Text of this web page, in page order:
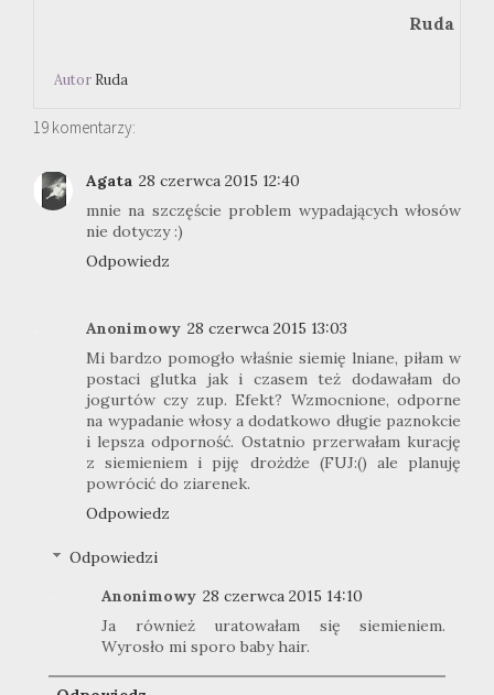
Ruda
Autor Ruda
19 komentarzy:
Agata 28 czerwca 2015 12:40
mnie na szczęście problem wypadających włosów
nie dotyczy :)
Odpowiedz
Anonimowy 28 czerwca 2015 13:03
Mi bardzo pomogło właśnie siemię lniane, piłam w
postaci glutka jak i czasem też dodawałam do
jogurtów czy zup. Efekt? Wzmocnione, odporne
na wypadanie włosy a dodatkowo długie paznokcie
i lepsza odporność. Ostatnio przerwałam kurację
z siemieniem i piję drożdże (FUJ:() ale planuję
powrócić do ziarenek.
Odpowiedz
Odpowiedzi
Anonimowy 28 czerwca 2015 14:10
Ja również uratowałam się siemieniem.
Wyrosło mi sporo baby hair.